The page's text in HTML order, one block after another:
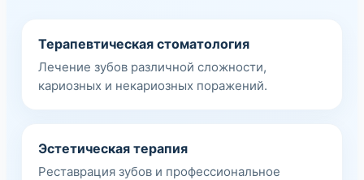
Терапевтическая стоматология
Лечение зубов различной сложности,
кариозных и некариозных поражений.
Эстетическая терапия
Реставрация зубов и профессиональное